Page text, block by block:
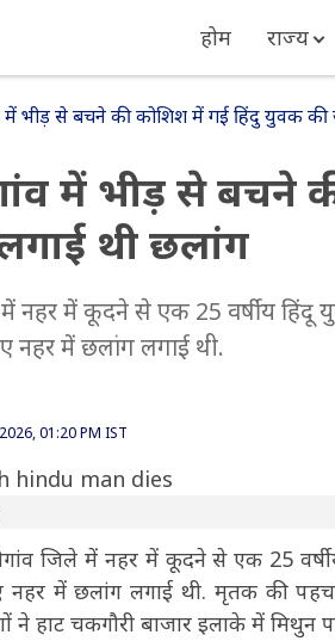
होम राज्य
में भीड़ से बचने की कोशिश में गई हिंदु युवक
में भीड़ से बचने
थी छलांग
नहर में कूदने से एक 25 वर्षीय हिंदू
में छलांग लगाई थी.
01:20 PM IST
जिले में नहर में कूदने से एक 25
में छलांग लगाई थी. मृतक की
हाट चकगौरी बाजार इलाके में मिथुन